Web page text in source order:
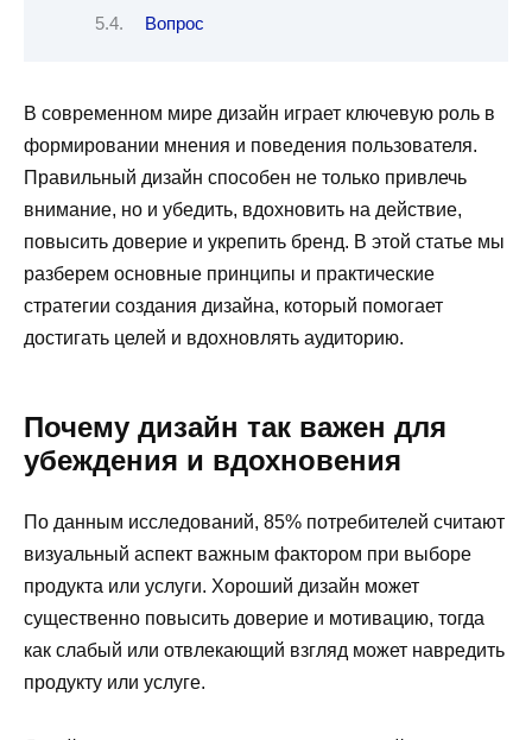
Вопрос
В современном мире дизайн играет ключевую роль в
формировании мнения и поведения пользователя.
Правильный дизайн способен не только привлечь
внимание, но и убедить, вдохновить на действие,
повысить доверие и укрепить бренд. В этой статье мы
разберем основные принципы и практические
стратегии создания дизайна, который помогает
достигать целей и вдохновлять аудиторию.
Почему дизайн так важен для
убеждения и вдохновения
По данным исследований, 85% потребителей считают
визуальный аспект важным фактором при выборе
продукта или услуги. Хороший дизайн может
существенно повысить доверие и мотивацию, тогда
как слабый или отвлекающий взгляд может навредить
продукту или услуге.